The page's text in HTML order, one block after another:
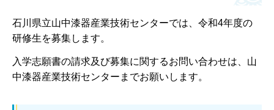
石川県立山中漆器産業技術センターでは、令和4年度の
研修生を募集します。
入学志願書の請求及び募集に関するお問い合わせは、山
中漆器産業技術センターまでお願いします。